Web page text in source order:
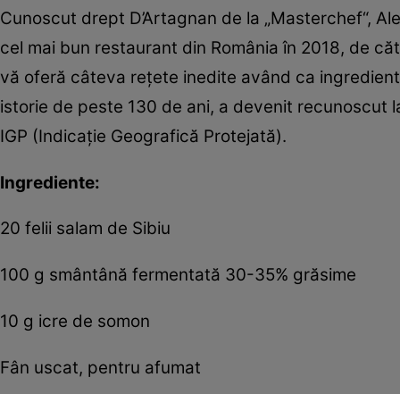
Cunoscut drept D’Artagnan de la „Masterchef“,
cel mai bun restaurant din România în 2018, de
vă oferă câteva reţete inedite având ca
istorie de peste 130 de ani, a devenit
IGP (Indicaţie Geografică Protejată).
Ingrediente:
20 felii salam de Sibiu
100 g smântână fermentată 30-35% grăsime
10 g icre de somon
Fân uscat, pentru afumat